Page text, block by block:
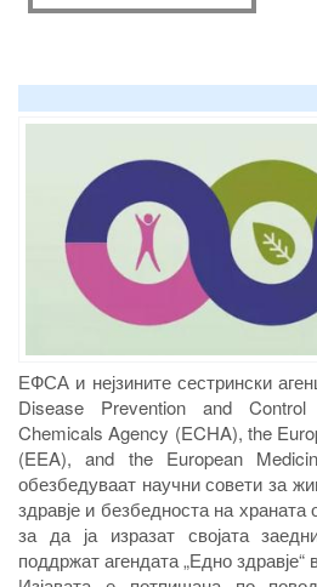
ЕФСА и нејзините сестрински
Disease Prevention and
Chemicals Agency (ECHA), the
(EEA), and the European
обезбедуваат научни совети за
здравје и безбедноста на храната
за да ја изразат својата
поддржат агендата „Едно здравје“